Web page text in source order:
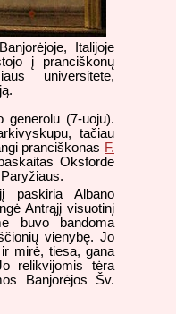
Italijoje
į pranciškonų
universitete,
generolu (7-uoju).
tačiau
pranciškonas F.
Oksforde
Albano
Antrąjį visuotinį
buvo bandoma
vienybę. Jo
mirė, tiesa, gana
relikvijomis tėra
Banjorėjos Šv.